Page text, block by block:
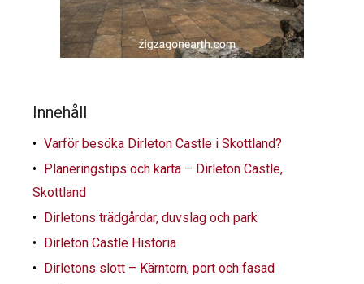
Innehåll
Varför besöka Dirleton Castle i Skottland?
Planeringstips och karta – Dirleton Castle,
Skottland
Dirletons trädgårdar, duvslag och park
Dirleton Castle Historia
Dirletons slott – Kärntorn, port och fasad